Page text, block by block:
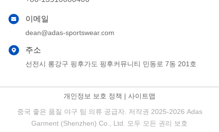
이메일
dean@adas-sportswear.com
주소
선전시 롱강구 핑후가도 핑후커뮤니티 민동로 7동 201호
개인정보 보호 정책 | 사이트맵
중국 좋은 품질 야구 팀 의류 공급자. 저작권 2025-2026 Adas
Garment (Shenzhen) Co., Ltd. 모두 모든 권리 보호